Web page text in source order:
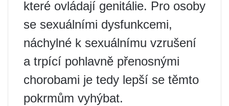
které ovládají genitálie. Pro osoby
se sexuálními dysfunkcemi,
náchylné k sexuálnímu vzrušení
a trpící pohlavně přenosnými
chorobami je tedy lepší se těmto
pokrmům vyhýbat.